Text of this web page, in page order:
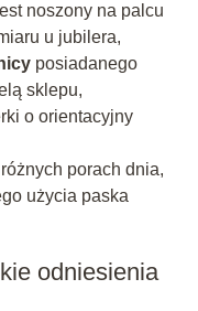
noszony na palcu
u jubilera,
posiadanego
sklepu,
o orientacyjny
porach dnia,
użycia paska
odniesienia